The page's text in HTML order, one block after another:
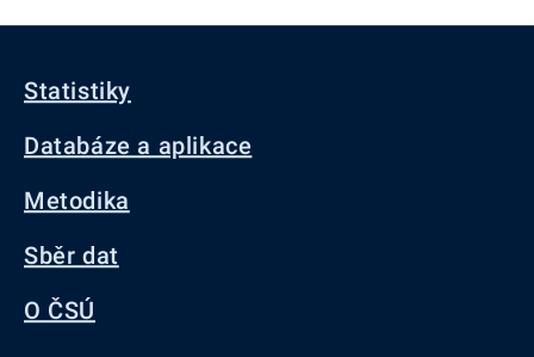
Statistiky
Databáze a aplikace
Metodika
Sběr dat
O ČSÚ